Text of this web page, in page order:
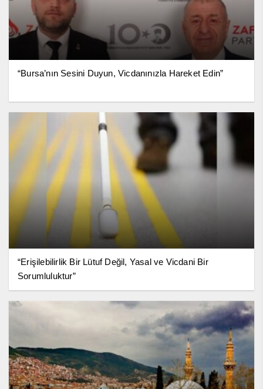
“Bursa’nın Sesini Duyun, Vicdanınızla Hareket Edin”
“Erişilebilirlik Bir Lütuf Değil, Yasal ve Vicdani Bir
Sorumluluktur”